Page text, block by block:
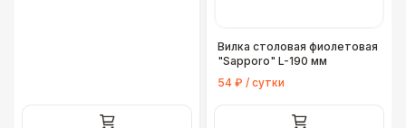
Вилка столовая фиолетовая
"Sapporo" L-190 мм
54 ₽ / сутки